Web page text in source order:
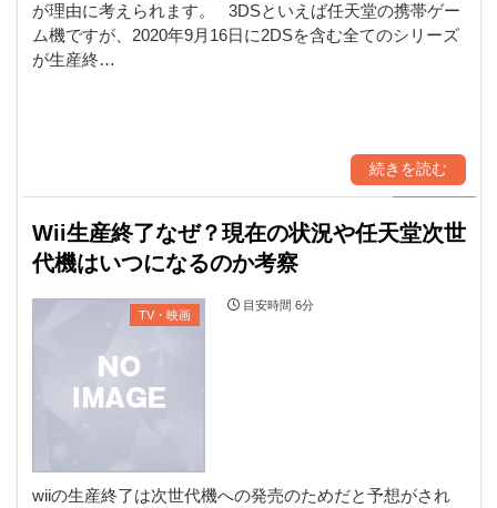
が理由に考えられます。 3DSといえば任天堂の携帯ゲー
ム機ですが、2020年9月16日に2DSを含む全てのシリーズ
が生産終…
続きを読む
Wii生産終了なぜ？現在の状況や任天堂次世
代機はいつになるのか考察
TV・映画
目安時間 6分
wiiの生産終了は次世代機への発売のためだと予想がされ